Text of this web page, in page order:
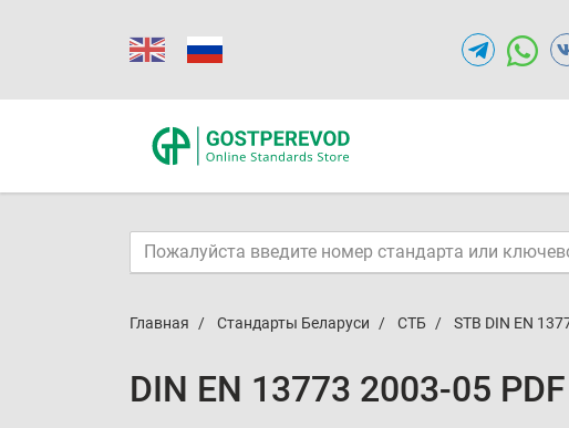
Главная Стандарты Беларуси СТБ STB DIN EN
DIN EN 13773 2003-05 PDF